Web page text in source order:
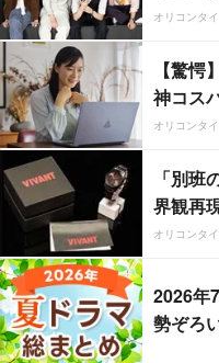
オリコンタ
【驚愕
神コス
オリコンタ
「別
界観再
オリコンタ
2026年
勢ぞろ